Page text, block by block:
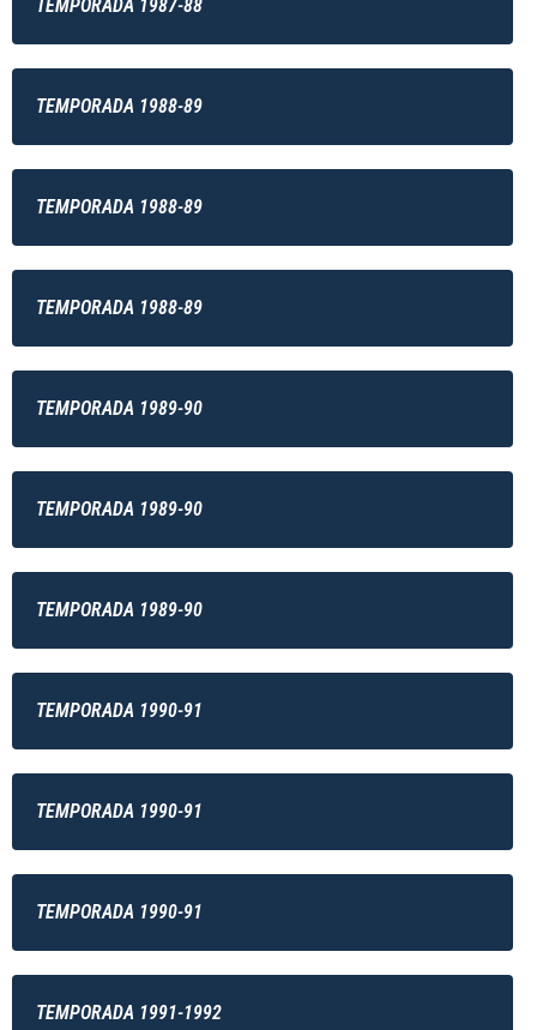
TEMPORADA 1987-88
TEMPORADA 1988-89
TEMPORADA 1988-89
TEMPORADA 1988-89
TEMPORADA 1989-90
TEMPORADA 1989-90
TEMPORADA 1989-90
TEMPORADA 1990-91
TEMPORADA 1990-91
TEMPORADA 1990-91
TEMPORADA 1991-1992